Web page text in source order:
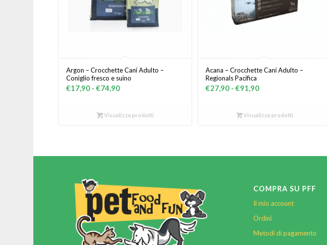
Argon – Crocchette Cani Adulto –
Coniglio fresco e suino
€17,90 - €74,90Fascia
prezzo:
€74,90
Visualizza prodotti
Acana – Crocchette Cani Adulto –
Regionals Pacifica
€27,90 - €91,90Fascia
prezzo:
€91,90
Visualizza prodotti
COMPRA SU PFF
Il mio account
Ordini
Metodi di pagamento